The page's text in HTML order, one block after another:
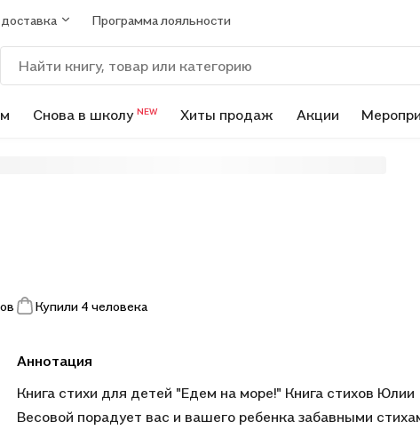
Программа лояльности
Снова в школу NEW Хиты продаж Акции
Купили 4 человека
Аннотация
Книга стихи для детей "Едем на море!" Книга стихов Юлии
Весовой порадует вас и вашего ребенка забавными